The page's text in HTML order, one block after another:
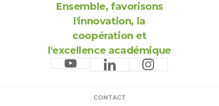
Ensemble, favorisons
l'innovation, la
coopération et
l'excellence académique
CONTACT